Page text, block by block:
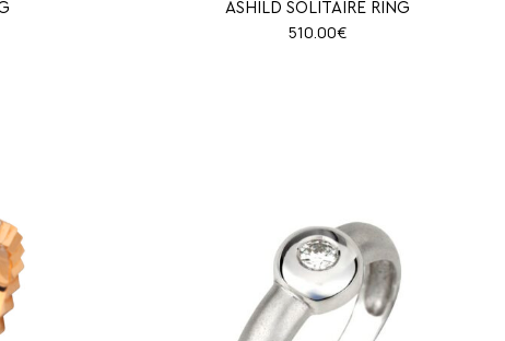
ASHILD SOLITAIRE RING
510.00€